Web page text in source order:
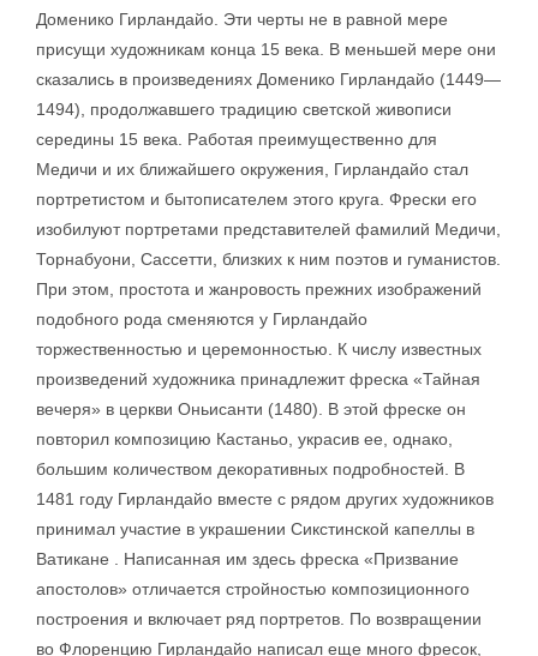
Доменико Гирландайо. Эти черты не в равной мере
присущи художникам конца 15 века. В меньшей мере они
сказались в произведениях Доменико Гирландайо (1449—
1494), продолжавшего традицию светской живописи
середины 15 века. Работая преимущественно для
Медичи и их ближайшего окружения, Гирландайо стал
портретистом и бытописателем этого круга. Фрески его
изобилуют портретами представителей фамилий Медичи,
Торнабуони, Сассетти, близких к ним поэтов и гуманистов.
При этом, простота и жанровость прежних изображений
подобного рода сменяются у Гирландайо
торжественностью и церемонностью. К числу известных
произведений художника принадлежит фреска «Тайная
вечеря» в церкви Оньисанти (1480). В этой фреске он
повторил композицию Кастаньо, украсив ее, однако,
большим количеством декоративных подробностей. В
1481 году Гирландайо вместе с рядом других художников
принимал участие в украшении Сикстинской капеллы в
Ватикане . Написанная им здесь фреска «Призвание
апостолов» отличается стройностью композиционного
построения и включает ряд портретов. По возвращении
во Флоренцию Гирландайо написал еще много фресок,